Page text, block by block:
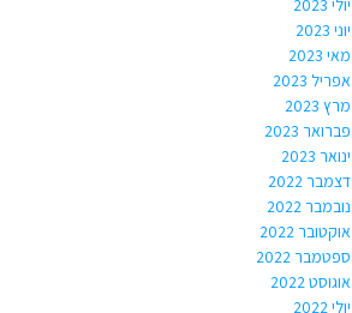
יוני 2023
מאי 2023
אפריל 2023
מרץ 2023
פברואר 2023
ינואר 2023
דצמבר 2022
נובמבר 2022
אוקטובר 2022
ספטמבר 2022
אוגוסט 2022
יולי 2022